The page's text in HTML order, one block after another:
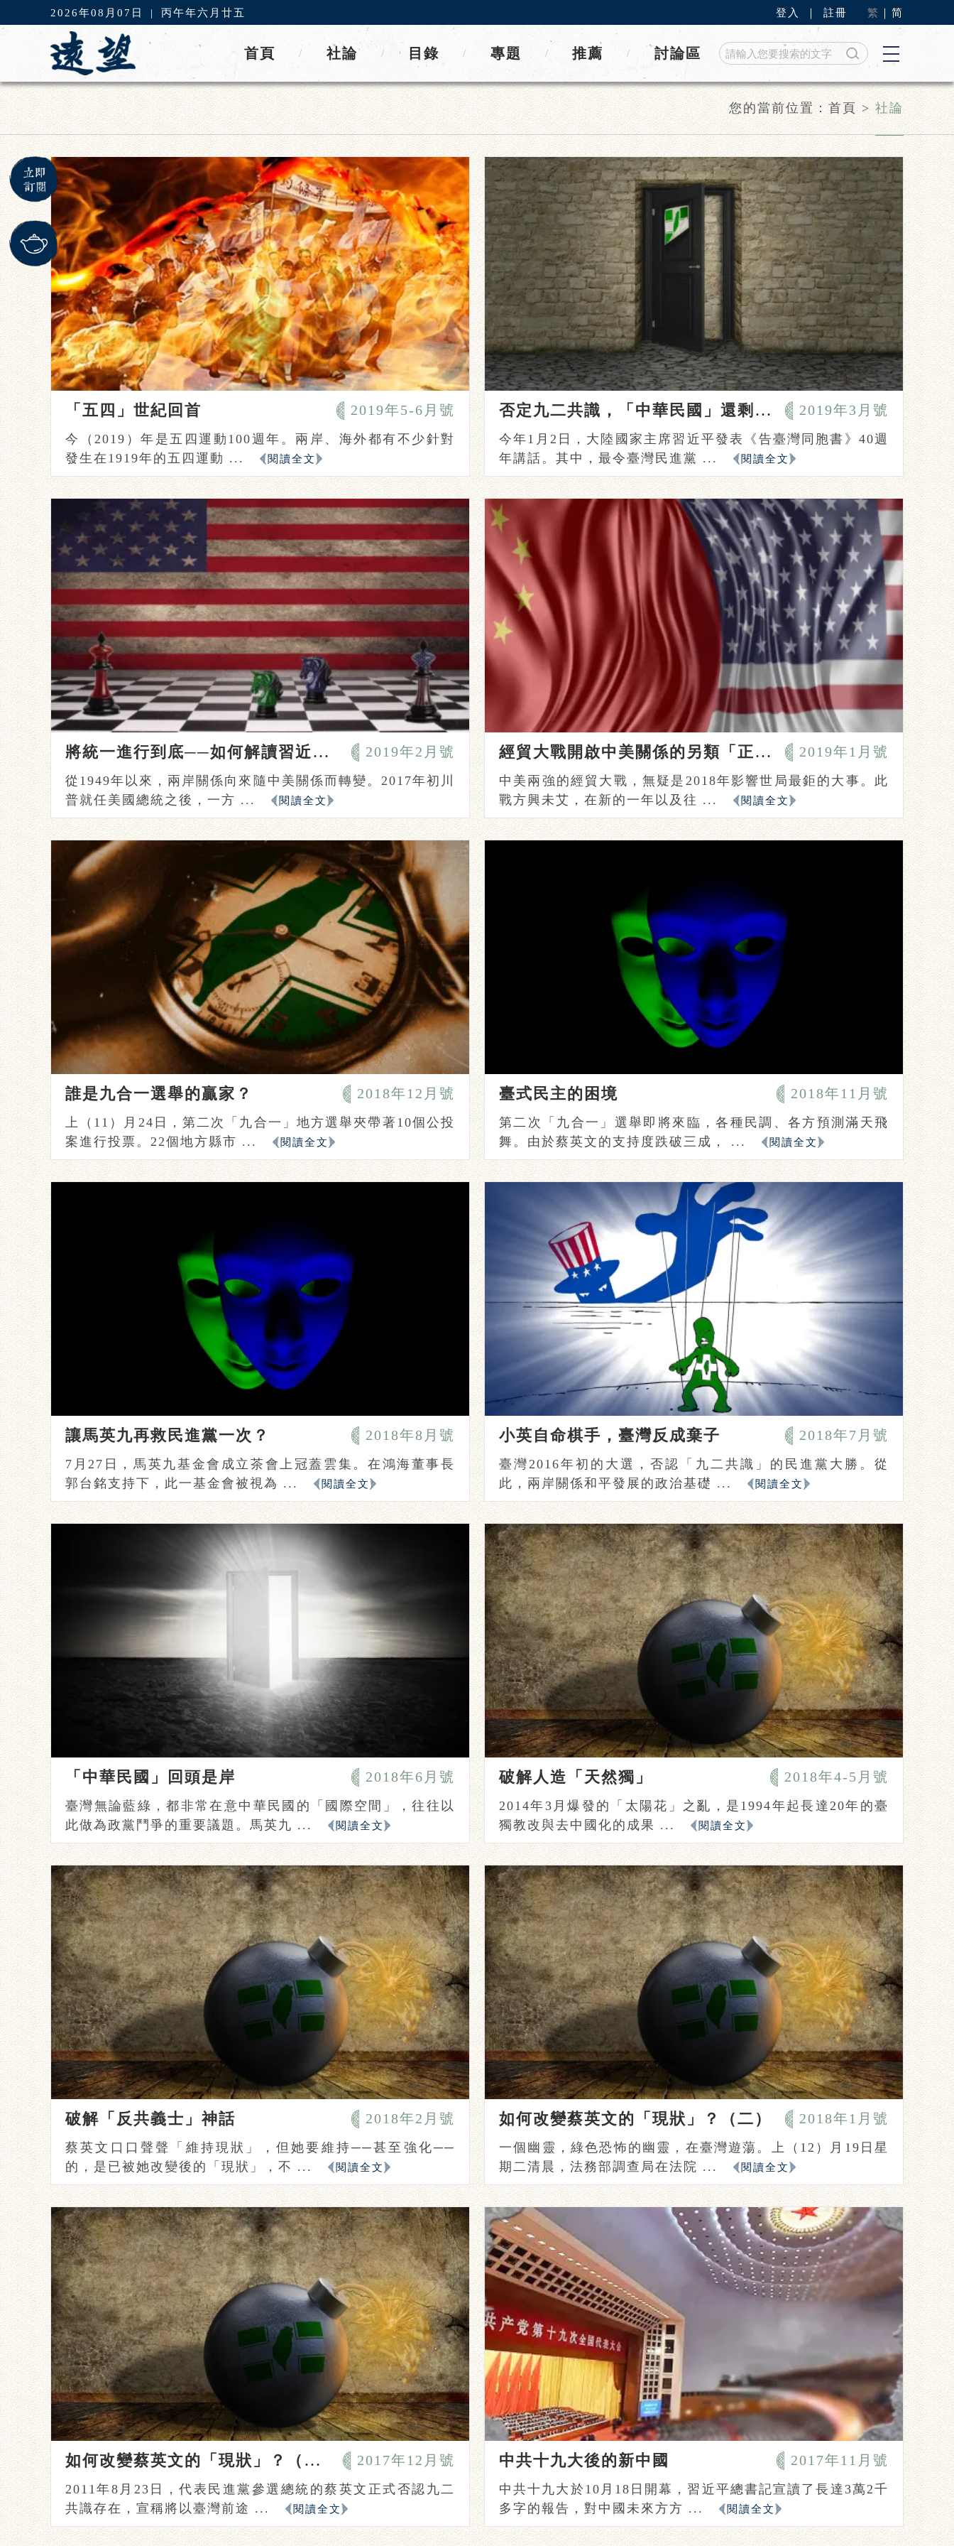
2026年08月07日 | 丙午年六月廿五 登入 註冊 繁 简
首頁 / 社論 / 目錄 / 專題 / 推薦 / 討論區
您的當前位置：首頁 >社論
「五四」世紀回首 2019年5-6月號
今（2019）年是五四運動100週年。兩岸、海外都有不少針對
發生在1919年的五四運動 ...
閱讀全文
否定九二共識，「中華民國」還剩什麼？ 2019年3月號
今年1月2日，大陸國家主席習近平發表《告臺灣同胞書》40週
年講話。其中，最令臺灣民進黨 ...
閱讀全文
將統一進行到底──如何解讀習近平《告臺灣同胞書》40週年講話 2019年2月號
從1949年以來，兩岸關係向來隨中美關係而轉變。2017年初川
普就任美國總統之後，一方 ...
閱讀全文
經貿大戰開啟中美關係的另類「正常化」 2019年1月號
中美兩強的經貿大戰，無疑是2018年影響世局最鉅的大事。此
戰方興未艾，在新的一年以及往 ...
閱讀全文
誰是九合一選舉的贏家？ 2018年12月號
上（11）月24日，第二次「九合一」地方選舉夾帶著10個公投
案進行投票。22個地方縣市 ...
閱讀全文
臺式民主的困境 2018年11月號
第二次「九合一」選舉即將來臨，各種民調、各方預測滿天飛
舞。由於蔡英文的支持度跌破三成， ...
閱讀全文
讓馬英九再救民進黨一次？ 2018年8月號
7月27日，馬英九基金會成立茶會上冠蓋雲集。在鴻海董事長
郭台銘支持下，此一基金會被視為 ...
閱讀全文
小英自命棋手，臺灣反成棄子 2018年7月號
臺灣2016年初的大選，否認「九二共識」的民進黨大勝。從
此，兩岸關係和平發展的政治基礎 ...
閱讀全文
「中華民國」回頭是岸 2018年6月號
臺灣無論藍綠，都非常在意中華民國的「國際空間」，往往以
此做為政黨鬥爭的重要議題。馬英九 ...
閱讀全文
破解人造「天然獨」 2018年4-5月號
2014年3月爆發的「太陽花」之亂，是1994年起長達20年的臺
獨教改與去中國化的成果 ...
閱讀全文
破解「反共義士」神話 2018年2月號
蔡英文口口聲聲「維持現狀」，但她要維持──甚至強化──
的，是已被她改變後的「現狀」，不 ...
閱讀全文
如何改變蔡英文的「現狀」？（二） 2018年1月號
一個幽靈，綠色恐怖的幽靈，在臺灣遊蕩。上（12）月19日星
期二清晨，法務部調查局在法院 ...
閱讀全文
如何改變蔡英文的「現狀」？（一） 2017年12月號
2011年8月23日，代表民進黨參選總統的蔡英文正式否認九二
共識存在，宣稱將以臺灣前途 ...
閱讀全文
中共十九大後的新中國 2017年11月號
中共十九大於10月18日開幕，習近平總書記宣讀了長達3萬2千
多字的報告，對中國未來方方 ...
閱讀全文